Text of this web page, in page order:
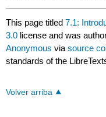
This page titled7.1:
3.0 license and was
Anonymous viasource
standards of the
Volver arriba